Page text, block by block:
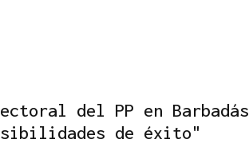
del PP en Barbadás
de éxito"